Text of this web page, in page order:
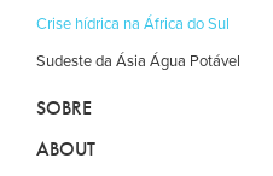
Crise hídrica na África do Sul
Sudeste da Ásia Água Potável
SOBRE
ABOUT